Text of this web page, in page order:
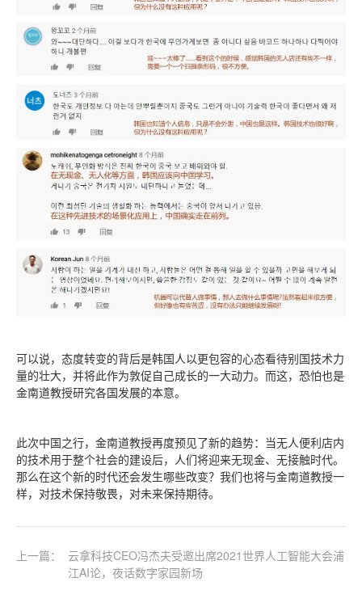
可以说，态度转变的背后是韩国人以更包容的心态看待别国技术力
量的壮大，并将此作为敦促自己成长的一大动力。而这，恐怕也是
金南道教授研究各国发展的本意。
此次中国之行，金南道教授再度预见了新的趋势：当无人便利店内
的技术用于整个社会的建设后，人们将迎来无现金、无接触时代。
那么在这个新的时代还会发生哪些改变？我们也将与金南道教授一
样，对技术保持敬畏，对未来保持期待。
上一篇：
云拿科技CEO冯杰夫受邀出席2021世界人工智能大会浦
江AI论，夜话数字家园新场